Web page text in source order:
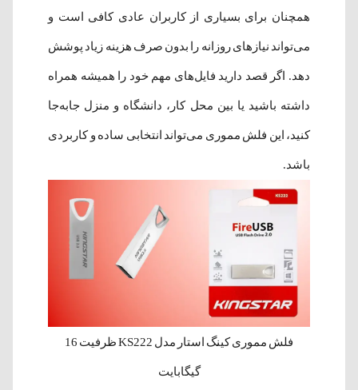
همچنان برای بسیاری از کاربران عادی کافی است و
می‌تواند نیازهای روزانه را بدون صرف هزینه زیاد پوشش
دهد. اگر قصد دارید فایل‌های مهم خود را همیشه همراه
داشته باشید یا بین محل کار، دانشگاه و منزل جابه‌جا
کنید، این فلش مموری می‌تواند انتخابی ساده و کاربردی
باشد.
فلش مموری کینگ استار مدل KS222 ظرفیت 16
گیگابایت